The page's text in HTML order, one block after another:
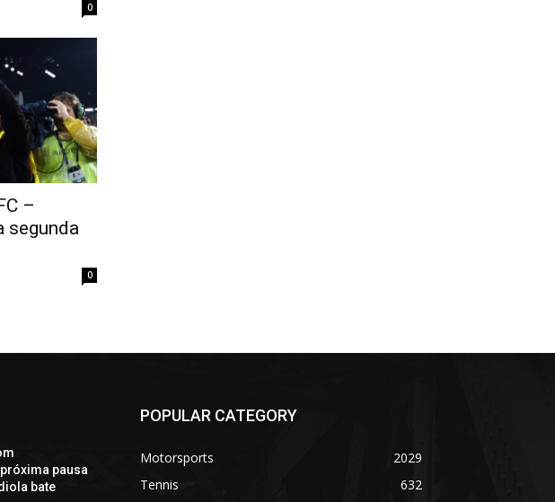
0
–
segunda
0
pausa
bate
POPULAR CATEGORY
Motorsports
2029
Tennis
632